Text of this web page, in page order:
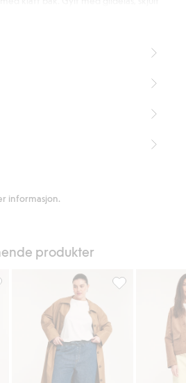
informasjon.
produkter
jeans high waist, Legg til i favoriter
Wide jeans